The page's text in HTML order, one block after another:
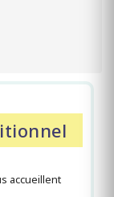
accueillent